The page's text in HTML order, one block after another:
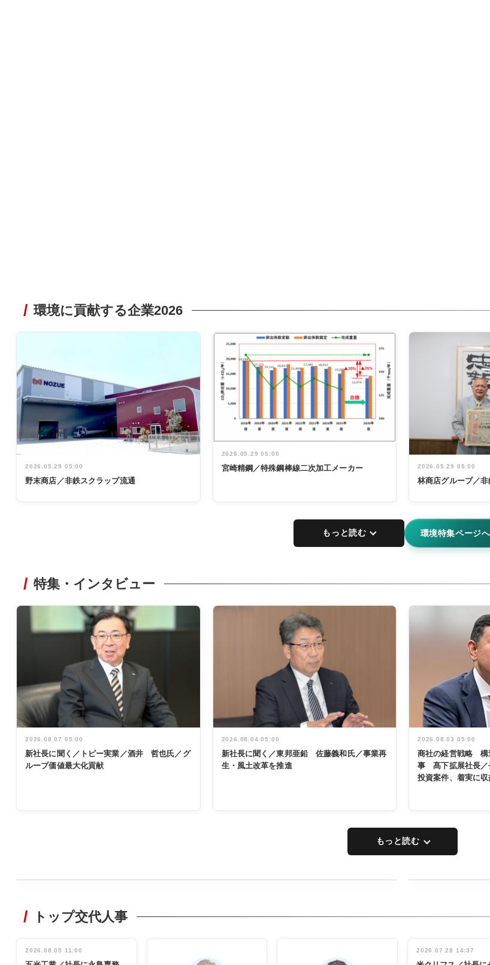
環境に貢献する企業2026
2026.05.29 05:00
野末商店／非鉄スクラップ流通
2026.05.29 05:00
宮崎精鋼／特殊鋼棒線二次加工メーカー 2026.05.29 05:00
林商店グループ／
もっと読む 環境特集ページへ
特集・インタビュー
2026.08.07 05:00
新社長に聞く／トピー実業／酒井 哲也氏／グ
ループ価値最大化貢献
2026.08.04 05:00
新社長に聞く／東邦亜鉛 佐藤義和氏／事業再
生・風土改革を推進
2026.08.03 05:00
商社の経営戦略 構
事 髙下拡展社長／
投資案件、着実に
もっと読む
非鉄業界で
管理職編
インタビュ
INTERVIEW
念祝う 業界
関係者ら220
トップ交代人事
2026.08.05 11:00 2026.07.28 14:37